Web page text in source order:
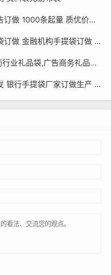
酒店行业丝网印刷手提袋广告订做 1000条起量 质优价廉 酒店行业
邮政银行手提袋广告袋礼品袋订做 金融机构手提袋订做 银行手提袋
保险礼品袋, 银行礼品袋,医药行业礼品袋,广告商务礼品袋定制印刷
河南银行手提袋厂家直销批发 银行手提袋厂家订做生产 小批量银行手提袋 银行宣传广告袋